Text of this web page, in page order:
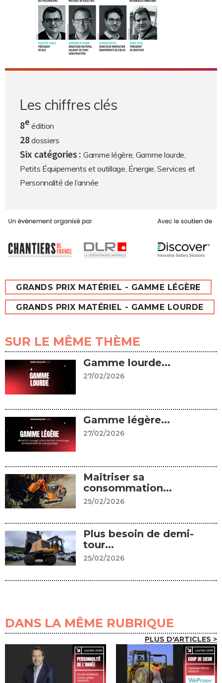
Les chiffres clés
8e édition
28dossiers
Six catégories : Gamme légère, Gamme lourde,
Petits Équipements et outillage, Énergie, Services et
Personnalité de l’année
GRANDS PRIX MATÉRIEL - GAMME LÉGÈRE
GRANDS PRIX MATÉRIEL - GAMME LOURDE
SUR LE MÊME THÈME
Gamme lourde...
27/02/2026
Gamme légère...
27/02/2026
Maîtriser sa
consommation...
25/02/2026
Plus besoin de demi-
tour...
25/02/2026
DANS LA MÊME RUBRIQUE
PLUS D'ARTICLES >